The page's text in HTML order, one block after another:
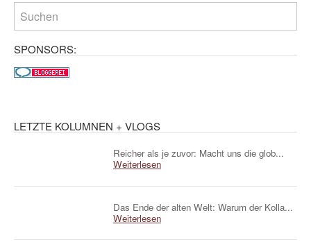
SPONSORS:
LETZTE KOLUMNEN + VLOGS
Reicher als je zuvor: Macht uns die glob...
Weiterlesen
Das Ende der alten Welt: Warum der Kolla...
Weiterlesen